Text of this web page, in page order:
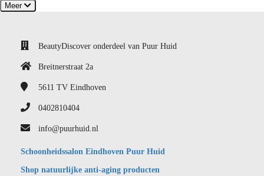
Meer
BeautyDiscover onderdeel van Puur Huid
Breitnerstraat 2a
5611 TV Eindhoven
0402810404
info@puurhuid.nl
Schoonheidssalon Eindhoven Puur Huid
Shop natuurlijke anti-aging producten